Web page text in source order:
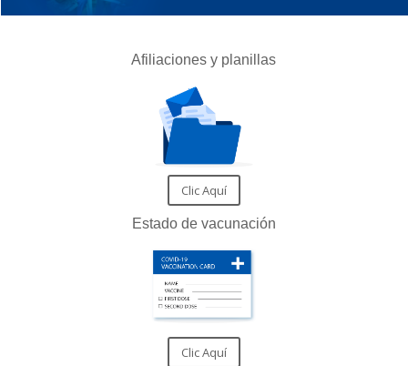
Afiliaciones y planillas
Clic Aquí
Estado de vacunación
Clic Aquí